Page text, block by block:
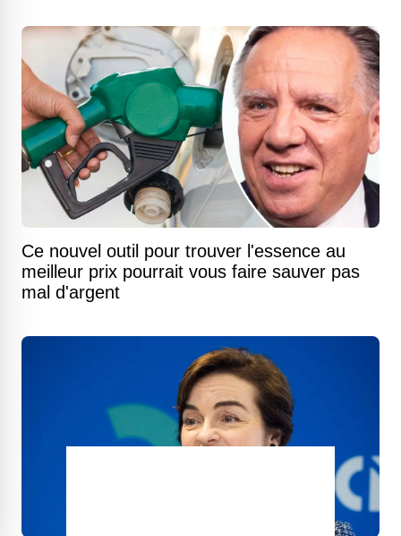
Ce nouvel outil pour trouver l'essence au
meilleur prix pourrait vous faire sauver pas
mal d'argent